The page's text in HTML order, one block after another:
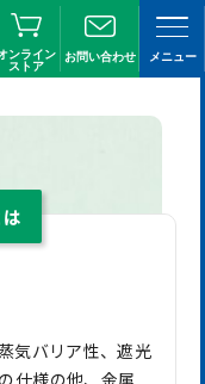
ンライン
ストア
お問い合わせ メニュー
気バリア性、遮光